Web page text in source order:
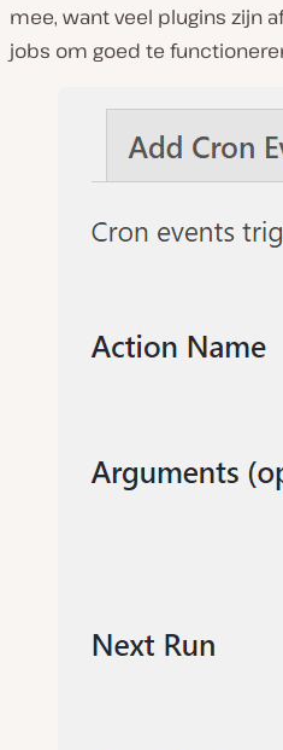
mee, want veel plugins zijn
jobs om goed te